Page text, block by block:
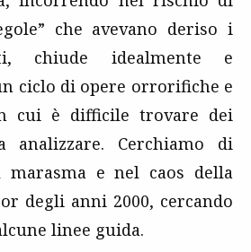
che avevano deriso i
chiude idealmente e
ciclo di opere orrorifiche e
cui è difficile trovare dei
analizzare. Cerchiamo di
marasma e nel caos della
degli anni 2000, cercando
linee guida.